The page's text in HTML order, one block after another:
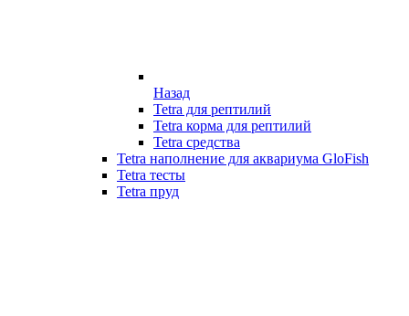
Назад
Tetra для рептилий
Tetra корма для рептилий
Tetra средства
Tetra наполнение для аквариума GloFish
Tetra тесты
Tetra пруд